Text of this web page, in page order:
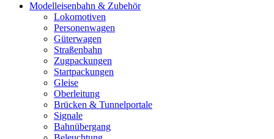
Modelleisenbahn & Zubehör
Lokomotiven
Personenwagen
Güterwagen
Straßenbahn
Zugpackungen
Startpackungen
Gleise
Oberleitung
Brücken & Tunnelportale
Signale
Bahnübergang